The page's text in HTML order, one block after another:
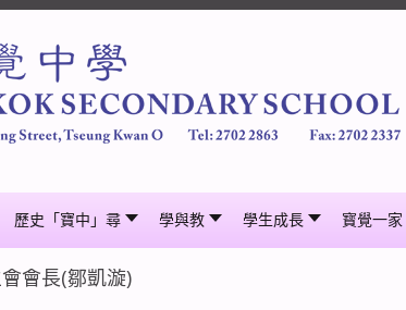
歷史「寶中」尋 學與教 學生成長 寳覺一家
會長(鄒凱漩)